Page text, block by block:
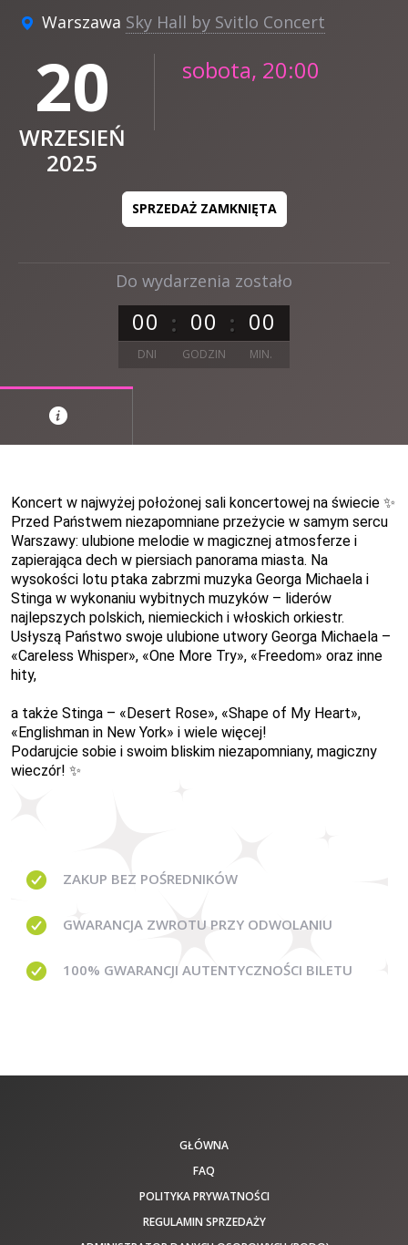
Do wydarzenia zostało
00 00 00
DNI GODZIN MIN.
Warszawa Sky Hall by Svitlo Concert
20
WRZESIEŃ
2025
sobota, 20:00
SPRZEDAŻ ZAMKNIĘTA
Koncert w najwyżej położonej sali koncertowej na świecie ✨
Przed Państwem niezapomniane przeżycie w samym sercu
Warszawy: ulubione melodie w magicznej atmosferze i
zapierająca dech w piersiach panorama miasta. Na
wysokości lotu ptaka zabrzmi muzyka Georga Michaela i
Stinga w wykonaniu wybitnych muzyków – liderów
najlepszych polskich, niemieckich i włoskich orkiestr.
Usłyszą Państwo swoje ulubione utwory Georga Michaela –
«Careless Whisper», «One More Try», «Freedom» oraz inne
hity,
a także Stinga – « Desert Rose», «Shape of My Heart»,
« Englishman in New York» i wiele więcej!
Podarujcie sobie i swoim bliskim niezapomniany, magiczny
wieczór! ✨
ZAKUP BEZ POŚREDNIKÓW
GWARANCJA ZWROTU PRZY ODWOLANIU
100% GWARANCJI AUTENTYCZNOŚCI BILETU
GŁÓWNA
FAQ
POLITYKA PRYWATNOŚCI
REGULAMIN SPRZEDAŻY